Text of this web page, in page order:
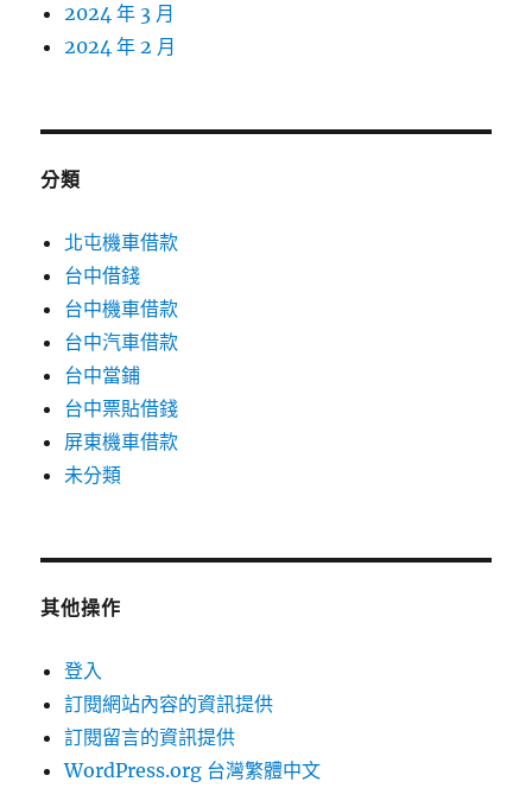
2024 年 3 月
2024 年 2 月
分類
北屯機車借款
台中借錢
台中機車借款
台中汽車借款
台中當鋪
台中票貼借錢
屏東機車借款
未分類
其他操作
登入
訂閱網站內容的資訊提供
訂閱留言的資訊提供
WordPress.org 台灣繁體中文